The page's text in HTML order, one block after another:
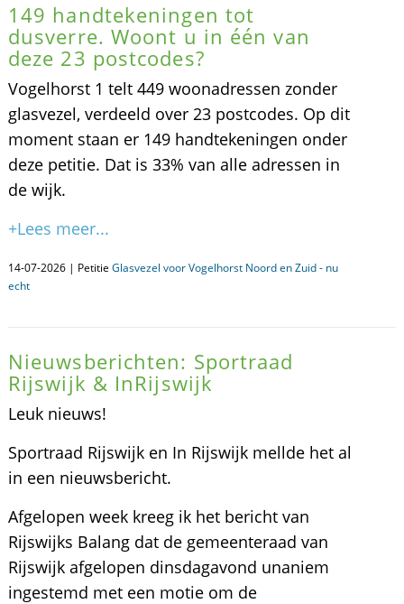
149 handtekeningen tot
dusverre. Woont u in één van
deze 23 postcodes?
Vogelhorst 1 telt 449 woonadressen zonder
glasvezel, verdeeld over 23 postcodes. Op dit
moment staan er 149 handtekeningen onder
deze petitie. Dat is 33% van alle adressen in
de wijk.
+Lees meer...
14-07-2026 | Petitie Glasvezel voor Vogelhorst Noord en Zuid - nu
echt
Nieuwsberichten: Sportraad
Rijswijk & InRijswijk
Leuk nieuws!
Sportraad Rijswijk en In Rijswijk mellde het al
in een nieuwsbericht.
Afgelopen week kreeg ik het bericht van
Rijswijks Balang dat de gemeenteraad van
Rijswijk afgelopen dinsdagavond unaniem
ingestemd met een motie om de